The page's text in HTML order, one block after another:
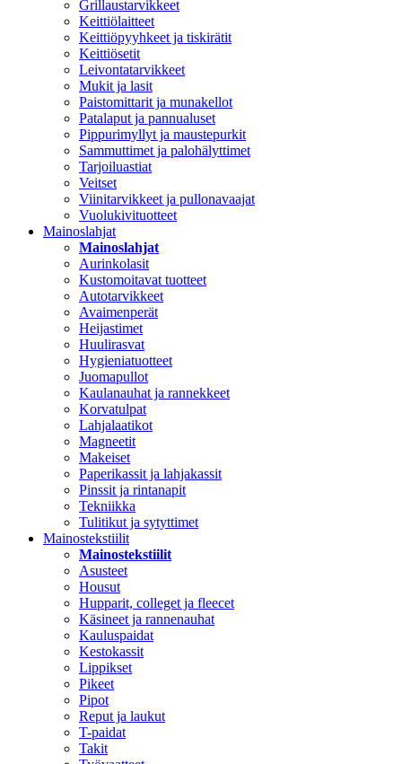
Grillaustarvikkeet
Keittiölaitteet
Keittiöpyyhkeet ja tiskirätit
Keittiösetit
Leivontatarvikkeet
Mukit ja lasit
Paistomittarit ja munakellot
Patalaput ja pannualuset
Pippurimyllyt ja maustepurkit
Sammuttimet ja palohälyttimet
Tarjoiluastiat
Veitset
Viinitarvikkeet ja pullonavaajat
Vuolukivituotteet
Mainoslahjat
Mainoslahjat
Aurinkolasit
Kustomoitavat tuotteet
Autotarvikkeet
Avaimenperät
Heijastimet
Huulirasvat
Hygieniatuotteet
Juomapullot
Kaulanauhat ja rannekkeet
Korvatulpat
Lahjalaatikot
Magneetit
Makeiset
Paperikassit ja lahjakassit
Pinssit ja rintanapit
Tekniikka
Tulitikut ja sytyttimet
Mainostekstiilit
Mainostekstiilit
Asusteet
Housut
Hupparit, colleget ja fleecet
Käsineet ja rannenauhat
Kauluspaidat
Kestokassit
Lippikset
Pikeet
Pipot
Reput ja laukut
T-paidat
Takit